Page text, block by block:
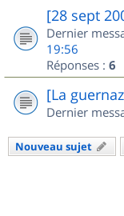
[28 sept
Dernier
19:56
Réponses : 6
[La
Dernier
Nouveau sujet